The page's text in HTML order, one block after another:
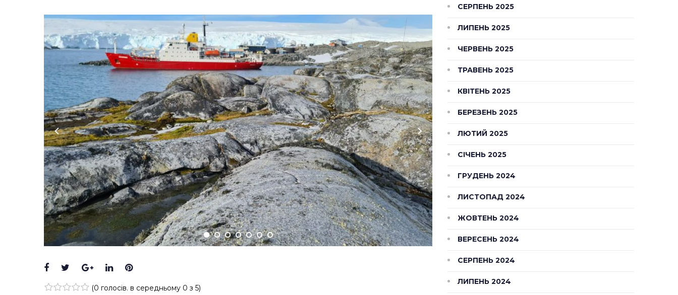
Facebook
TwitterGoogle+
LinkedInPinterest
(0 голосів. в середньому 0 з 5)
СЕРПЕНЬ 2025
ЛИПЕНЬ 2025
ЧЕРВЕНЬ 2025
ТРАВЕНЬ 2025
КВІТЕНЬ 2025
БЕРЕЗЕНЬ 2025
ЛЮТИЙ 2025
СІЧЕНЬ 2025
ГРУДЕНЬ 2024
ЛИСТОПАД 2024
ЖОВТЕНЬ 2024
ВЕРЕСЕНЬ 2024
СЕРПЕНЬ 2024
ЛИПЕНЬ 2024